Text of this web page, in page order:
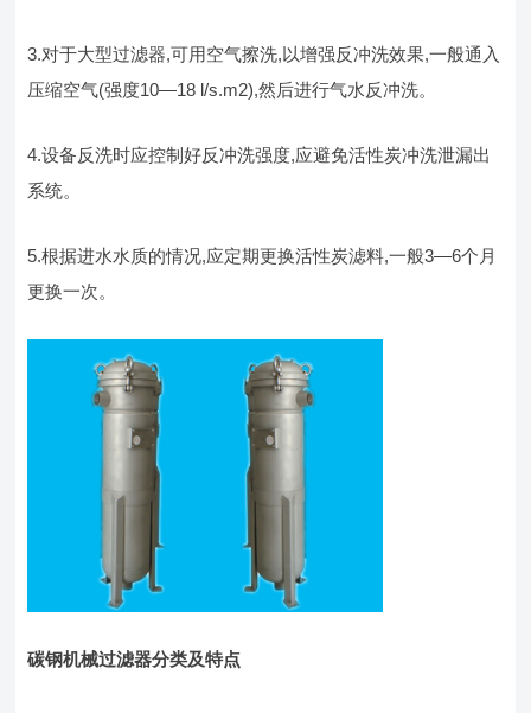
3.对于大型过滤器,可用空气擦洗,以增强反冲洗效果,一般通入
压缩空气(强度10—18 l/s.m2),然后进行气水反冲洗。
4.设备反洗时应控制好反冲洗强度,应避免活性炭冲洗泄漏出
系统。
5.根据进水水质的情况,应定期更换活性炭滤料,一般3—6个月
更换一次。
碳钢机械过滤器分类及特点